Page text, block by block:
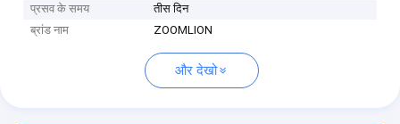
प्रसव के समय
तीस दिन
ब्रांड नाम
ZOOMLION
और देखो